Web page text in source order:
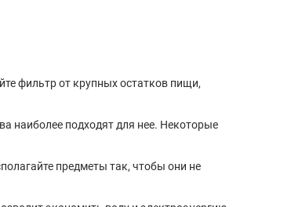
фильтр от крупных остатков пищи,
наиболее подходят для нее. Некоторые
предметы так, чтобы они не